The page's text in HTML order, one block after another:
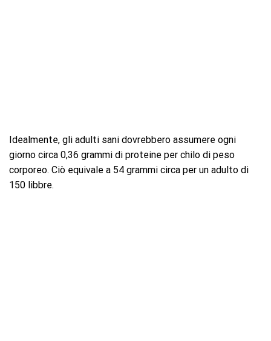
Idealmente, gli adulti sani dovrebbero assumere ogni
giorno circa 0,36 grammi di proteine ​​per chilo di peso
corporeo. Ciò equivale a 54 grammi circa per un adulto di
150 libbre.